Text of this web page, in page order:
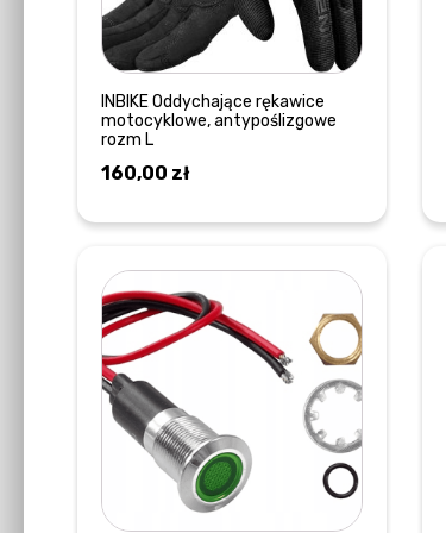
INBIKE Oddychające rękawice
motocyklowe, antypoślizgowe
rozm L
160,00 zł